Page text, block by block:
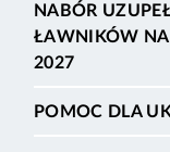
NABÓR
ŁAWNIKÓW NA
2027
POMOC DLA